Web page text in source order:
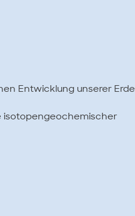
Entwicklung unserer Erde
isotopengeochemischer